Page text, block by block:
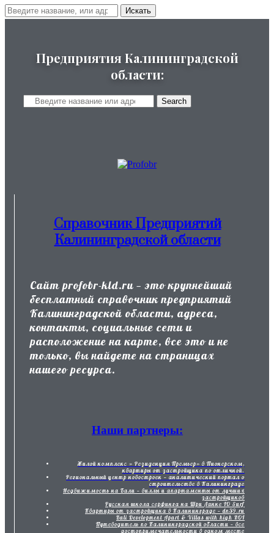
Искать
Предприятия Калининградской
области:
Search
Справочник Предприятий
Калининградской области
Сайт profobr-kld.ru — это крупнейший
бесплатный справочник предприятий
Калининградской области, адреса,
контакты, социальные сети и
расположение на карте, все это и не
только, вы найдете на страницах
нашего ресурса.
Наши партнеры:
Жилой комплекс » Резиденция Премьер» в Пионерском,
квартиры от застройщика по отличной.
Региональный центр новостроек — аналитический портал о
строительстве в Калининграде
Недвижимость на Бали — виллы и апартаменты от лучших
застройщиков
Русская школа серфинга на Шри Ланке IO Surf
Квартиры от застройщика в Калининграде — dn39.ru
Bali Development Apart & Villas with high ROI
Путеводитель по Калининградской области — все
достопримечательности в одном месте